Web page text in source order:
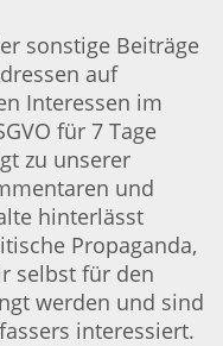
sonstige Beiträge
auf
Interessen im
für 7 Tage
zu unserer
und
hinterlässt
Propaganda,
selbst für den
werden und sind
interessiert.